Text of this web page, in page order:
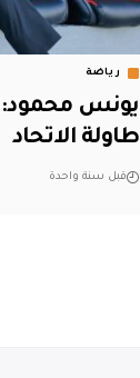
رياضة
‏يونس محمود:
طاولة الاتحاد‬
قبل سنة واحدة